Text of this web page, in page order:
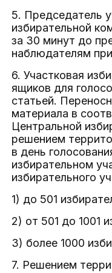
5. Председатель
избирательной
за 30 минут до
наблюдателям
6. Участковая
ящиков для
статьей.
материала в
Центральной
решением
в день
избирательном
избирательного
1) до 501
2) от 501 до 1001
3) более 1000
7. Решением